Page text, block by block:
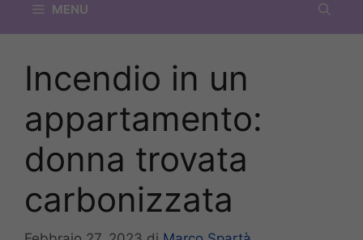
MENU
Incendio in un
appartamento:
donna trovata
carbonizzata